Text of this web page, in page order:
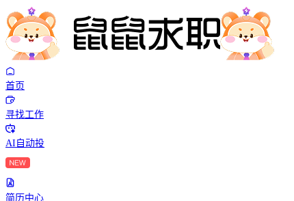
首页
寻找工作
AI自动投
简历中心